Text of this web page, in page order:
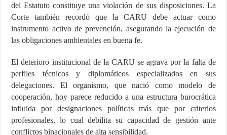
del Estatuto constituye una violación de sus disposiciones. La
Corte también recordó que la CARU debe actuar como
instrumento activo de prevención, asegurando la ejecución de
las obligaciones ambientales en buena fe.
El deterioro institucional de la CARU se agrava por la falta de
perfiles técnicos y diplomáticos especializados en sus
delegaciones. El organismo, que nació como modelo de
cooperación, hoy parece reducido a una estructura burocrática
influida por designaciones políticas más que por criterios
profesionales, lo cual debilita su capacidad de gestión ante
conflictos binacionales de alta sensibilidad.